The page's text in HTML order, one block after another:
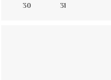
30
31